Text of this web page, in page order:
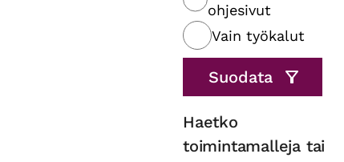
ohjesivut
Vain työkalut
Haetko
toimintamalleja tai